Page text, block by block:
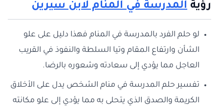
رؤية المدرسة في المنام لابن سيرين
لو حلم الفرد بالمدرسة في المنام فهذا دليل على علو
الشأن وارتفاع المقام وتيا السلطة والنفوذ في القريب
العاجل مما يؤدي إلى سعادته وشعوره بالرضا.
تفسير حلم المدرسة في منام الشخص يدل على الأخلاق
الكريمة والصدق الذي يتحلى به مما يؤدي إلى علو مكانته